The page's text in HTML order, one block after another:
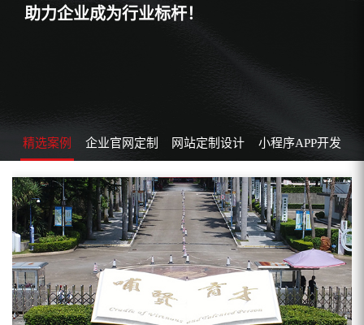
助力企业成为行业标杆！
精选案例 企业官网定制 网站定制设计 小程序APP开发